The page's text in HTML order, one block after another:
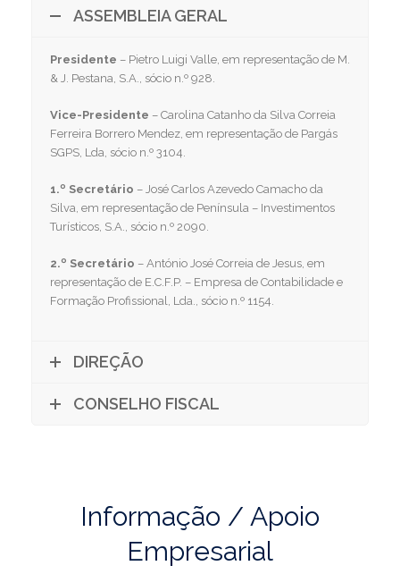
ASSEMBLEIA GERAL
Presidente – Pietro Luigi Valle, em representação de M.
& J. Pestana, S.A., sócio n.º 928.
Vice-Presidente – Carolina Catanho da Silva Correia
Ferreira Borrero Mendez, em representação de Pargás
SGPS, Lda, sócio n.º 3104.
1.º Secretário – José Carlos Azevedo Camacho da
Silva, em representação de Península – Investimentos
Turísticos, S.A., sócio n.º 2090.
2.º Secretário – António José Correia de Jesus, em
representação de E.C.F.P. – Empresa de Contabilidade e
Formação Profissional, Lda., sócio n.º 1154.
DIREÇÃO
CONSELHO FISCAL
Informação / Apoio
Empresarial